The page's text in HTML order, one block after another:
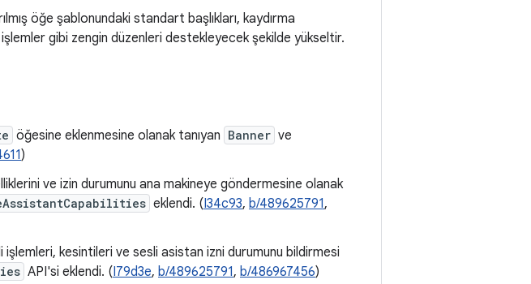
öğe şablonundaki standart başlıkları, kaydırma
gibi zengin düzenleri destekleyecek şekilde yükseltir.
öğesine eklenmesine olanak tanıyan Banner ve
)
ve izin durumunu ana makineye göndermesine olanak
eklendi. (I34c93, b/489625791,
işlemleri, kesintileri ve sesli asistan izni durumunu bildirmesi
API'si eklendi. (I79d3e, b/489625791, b/486967456)